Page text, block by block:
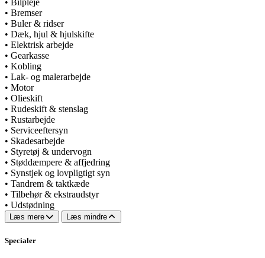
• Bremser
• Buler & ridser
• Dæk, hjul & hjulskifte
• Elektrisk arbejde
• Gearkasse
• Kobling
• Lak- og malerarbejde
• Motor
• Olieskift
• Rudeskift & stenslag
• Rustarbejde
• Serviceeftersyn
• Skadesarbejde
• Styretøj & undervogn
• Støddæmpere & affjedring
• Synstjek og lovpligtigt syn
• Tandrem & taktkæde
• Tilbehør & ekstraudstyr
• Udstødning
Læs mere Læs mindre
Specialer